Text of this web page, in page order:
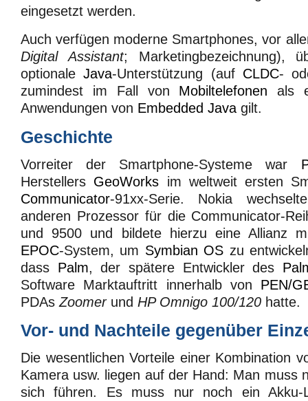
eingesetzt werden.
Auch verfügen moderne Smartphones, vor
Digital Assistant; Marketingbezeichnung),
optionaleJava-Unterstützung (auf CLDC-
zumindest im Fall von Mobiltelefonen als
Anwendungen von Embedded Java gilt.
Geschichte
Vorreiter der Smartphone-Systeme war
Herstellers GeoWorks im weltweit ersten
Communicator-91xx-Serie. Nokia
anderen Prozessor für die Communicator-
und 9500 und bildete hierzu eine Allianz
EPOC-System, um Symbian OS zu
dass Palm, der spätere Entwickler des
Software Marktauftritt innerhalb von PEN/
PDAs Zoomerund HP Omnigo 100/120 hatte.
Vor- und Nachteile gegenüber
Die wesentlichen Vorteile einer Kombination
Kamera usw. liegen auf der Hand: Man muss
sich führen. Es muss nur noch ein Akku-